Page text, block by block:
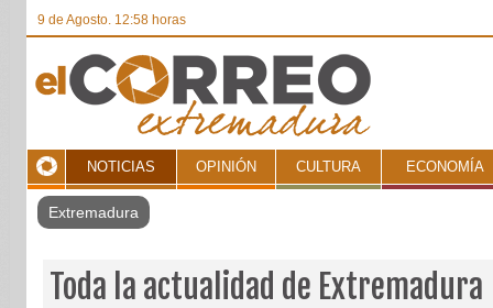
9 de Agosto. 12:58 horas
NOTICIAS OPINIÓN CULTURA ECONOMÍA
Toda la actualidad de Extremadura